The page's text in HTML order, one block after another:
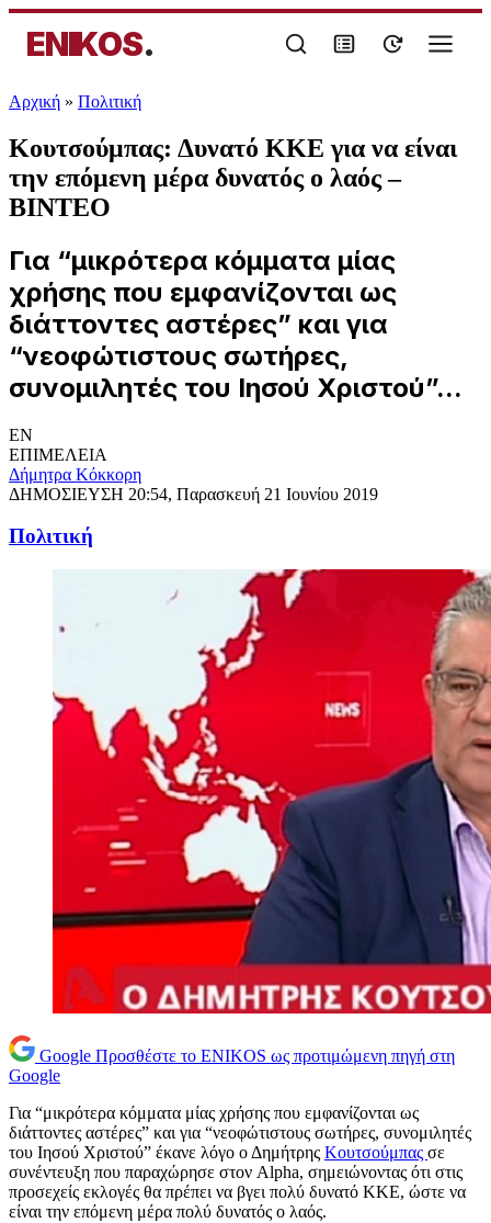
ENIKOS.
Αρχική » Πολιτική
Κουτσούμπας: Δυνατό ΚΚΕ για να είναι
την επόμενη μέρα δυνατός ο λαός –
ΒΙΝΤΕΟ
Για “μικρότερα κόμματα μίας
χρήσης που εμφανίζονται ως
διάττοντες αστέρες” και για
“νεοφώτιστους σωτήρες,
συνομιλητές του Ιησού Χριστού”...
EN
ΕΠΙΜΕΛΕΙΑ
Δήμητρα Κόκκορη
ΔΗΜΟΣΙΕΥΣΗ 20:54, Παρασκευή 21 Ιουνίου 2019
Πολιτική
Google Προσθέστε το ENIKOS ως προτιμώμενη πηγή στη
Google
Για “μικρότερα κόμματα μίας χρήσης που εμφανίζονται ως
διάττοντες αστέρες” και για “νεοφώτιστους σωτήρες, συνομιλητές
του Ιησού Χριστού” έκανε λόγο ο Δημήτρης Κουτσούμπας σε
συνέντευξη που παραχώρησε στον Alpha, σημειώνοντας ότι στις
προσεχείς εκλογές θα πρέπει να βγει πολύ δυνατό ΚΚΕ, ώστε να
είναι την επόμενη μέρα πολύ δυνατός ο λαός.